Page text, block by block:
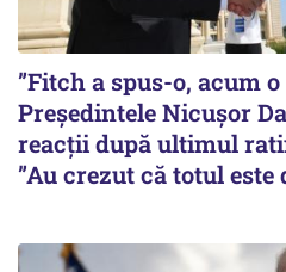
”Fitch a spus-o, acum o
Președintele Nicușor
reacții după ultimul
”Au crezut că totul este